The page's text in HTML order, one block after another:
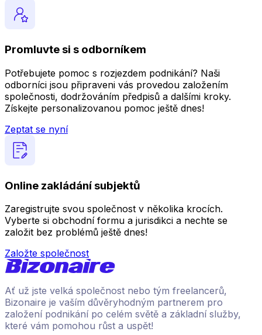
Promluvte si s odborníkem
Potřebujete pomoc s rozjezdem podnikání? Naši
odborníci jsou připraveni vás provedou založením
společnosti, dodržováním předpisů a dalšími kroky.
Získejte personalizovanou pomoc ještě dnes!
Zeptat se nyní
Online zakládání subjektů
Zaregistrujte svou společnost v několika krocích.
Vyberte si obchodní formu a jurisdikci a nechte se
založit bez problémů ještě dnes!
Založte společnost
Ať už jste velká společnost nebo tým freelancerů,
Bizonaire je vaším důvěryhodným partnerem pro
založení podnikání po celém světě a základní služby,
které vám pomohou růst a uspět!